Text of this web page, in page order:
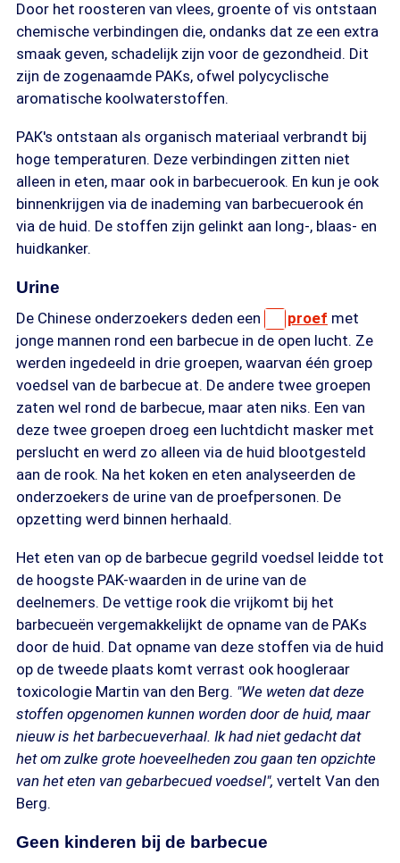
Door het roosteren van vlees, groente of vis ontstaan
chemische verbindingen die, ondanks dat ze een extra
smaak geven, schadelijk zijn voor de gezondheid. Dit
zijn de zogenaamde PAKs, ofwel polycyclische
aromatische koolwaterstoffen.
PAK's ontstaan als organisch materiaal verbrandt bij
hoge temperaturen. Deze verbindingen zitten niet
alleen in eten, maar ook in barbecuerook. En kun je ook
binnenkrijgen via de inademing van barbecuerook én
via de huid. De stoffen zijn gelinkt aan long-, blaas- en
huidkanker.
Urine
De Chinese onderzoekers deden een proef met
jonge mannen rond een barbecue in de open lucht. Ze
werden ingedeeld in drie groepen, waarvan één groep
voedsel van de barbecue at. De andere twee groepen
zaten wel rond de barbecue, maar aten niks. Een van
deze twee groepen droeg een luchtdicht masker met
perslucht en werd zo alleen via de huid blootgesteld
aan de rook. Na het koken en eten analyseerden de
onderzoekers de urine van de proefpersonen. De
opzetting werd binnen herhaald.
Het eten van op de barbecue gegrild voedsel leidde tot
de hoogste PAK-waarden in de urine van de
deelnemers. De vettige rook die vrijkomt bij het
barbecueën vergemakkelijkt de opname van de PAKs
door de huid. Dat opname van deze stoffen via de huid
op de tweede plaats komt verrast ook hoogleraar
toxicologie Martin van den Berg. "We weten dat deze
stoffen opgenomen kunnen worden door de huid, maar
nieuw is hetbarbecueverhaal. Ik had niet gedacht dat
het om zulke grote hoeveelheden zou gaan ten opzichte
van het eten van gebarbecued voedsel", vertelt Van den
Berg.
Geen kinderen bij de barbecue